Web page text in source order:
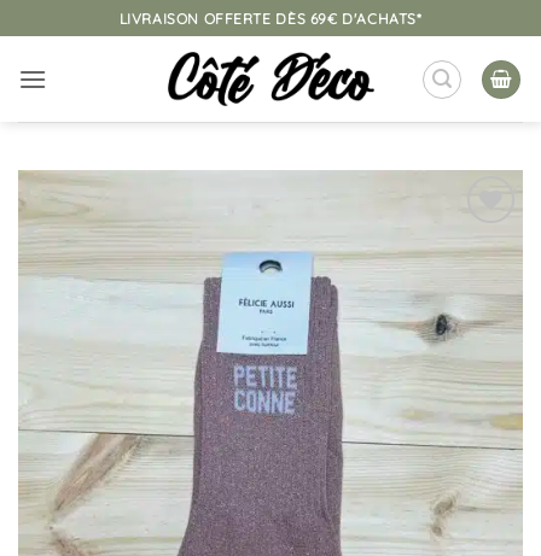
au
contenu
LIVRAISON OFFERTE DÈS 69€ D'ACHATS*
Ajouter
liste
d’envies